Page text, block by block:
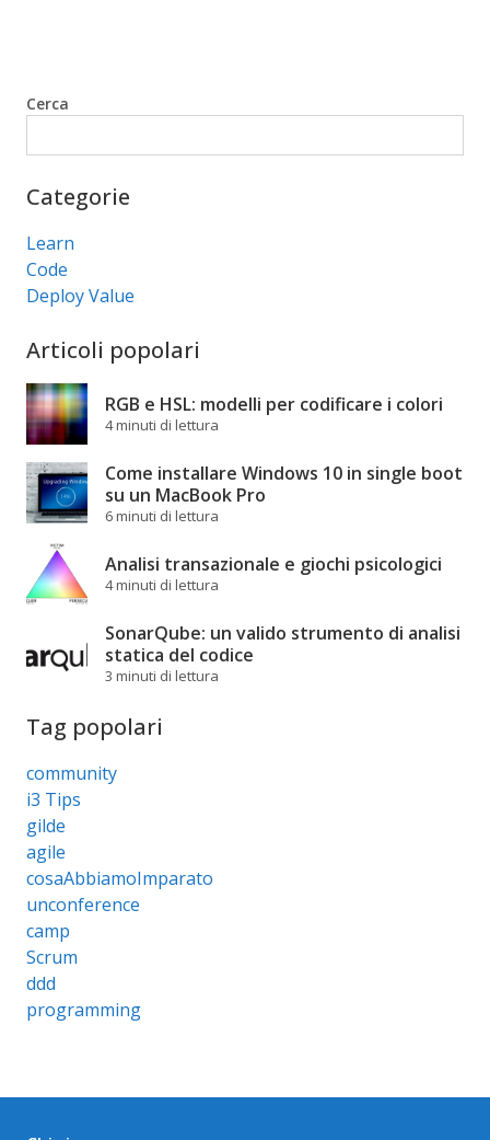
Cerca
Categorie
Learn
Code
Deploy Value
Articoli popolari
RGB e HSL: modelli per codificare i colori
4 minuti di lettura
Come installare Windows 10 in single boot
su un MacBook Pro
6 minuti di lettura
Analisi transazionale e giochi psicologici
4 minuti di lettura
SonarQube: un valido strumento di analisi
statica del codice
3 minuti di lettura
Tag popolari
community
i3 Tips
gilde
agile
cosaAbbiamoImparato
unconference
camp
Scrum
ddd
programming